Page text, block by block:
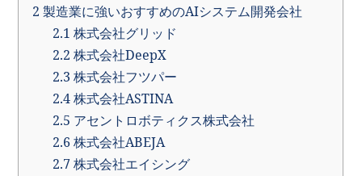
2 製造業に強いおすすめのAIシステム開発会社
2.1 株式会社グリッド
2.2 株式会社DeepX
2.3 株式会社フツパー
2.4株式会社ASTINA
2.5 アセントロボティクス株式会社
2.6株式会社ABEJA
2.7株式会社エイシング